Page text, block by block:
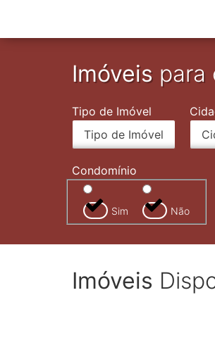
Imóveis para
Tipo de Imóvel
Condomínio
Sim Não
Imóveis